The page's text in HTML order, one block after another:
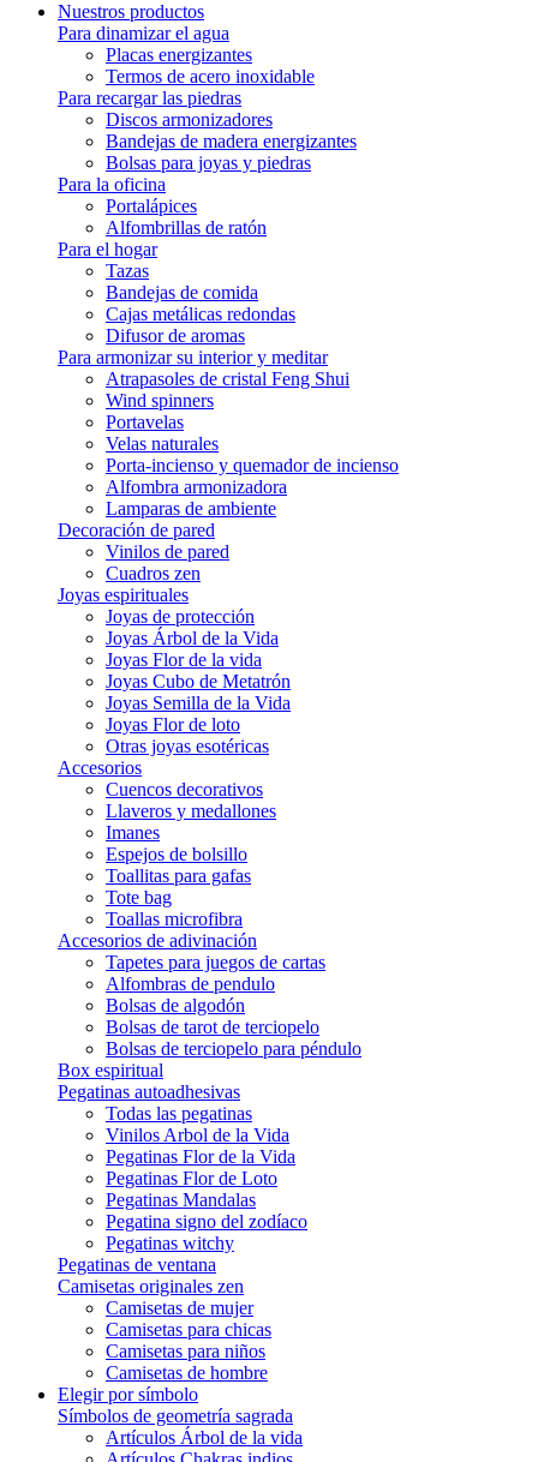
Nuestros productos
Para dinamizar el agua
Placas energizantes
Termos de acero inoxidable
Para recargar las piedras
Discos armonizadores
Bandejas de madera energizantes
Bolsas para joyas y piedras
Para la oficina
Portalápices
Alfombrillas de ratón
Para el hogar
Tazas
Bandejas de comida
Cajas metálicas redondas
Difusor de aromas
Para armonizar su interior y meditar
Atrapasoles de cristal Feng Shui
Wind spinners
Portavelas
Velas naturales
Porta-incienso y quemador de incienso
Alfombra armonizadora
Lamparas de ambiente
Decoración de pared
Vinilos de pared
Cuadros zen
Joyas espirituales
Joyas de protección
Joyas Árbol de la Vida
Joyas Flor de la vida
Joyas Cubo de Metatrón
Joyas Semilla de la Vida
Joyas Flor de loto
Otras joyas esotéricas
Accesorios
Cuencos decorativos
Llaveros y medallones
Imanes
Espejos de bolsillo
Toallitas para gafas
Tote bag
Toallas microfibra
Accesorios de adivinación
Tapetes para juegos de cartas
Alfombras de pendulo
Bolsas de algodón
Bolsas de tarot de terciopelo
Bolsas de terciopelo para péndulo
Box espiritual
Pegatinas autoadhesivas
Todas las pegatinas
Vinilos Arbol de la Vida
Pegatinas Flor de la Vida
Pegatinas Flor de Loto
Pegatinas Mandalas
Pegatina signo del zodíaco
Pegatinas witchy
Pegatinas de ventana
Camisetas originales zen
Camisetas de mujer
Camisetas para chicas
Camisetas para niños
Camisetas de hombre
Elegir por símbolo
Símbolos de geometría sagrada
Artículos Árbol de la vida